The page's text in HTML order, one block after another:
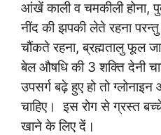
आंखें काली व चमकीली होना,
नींद की झपकी लेते रहना परन्तु
चौंकते रहना, ब्रह्मतालु फूल
बेल औषधि की 3 शक्ति देनी
उपसर्ग बढ़े हुए हो तो
चाहिए। इस रोग से ग्रस्त
खाने के लिए दें।